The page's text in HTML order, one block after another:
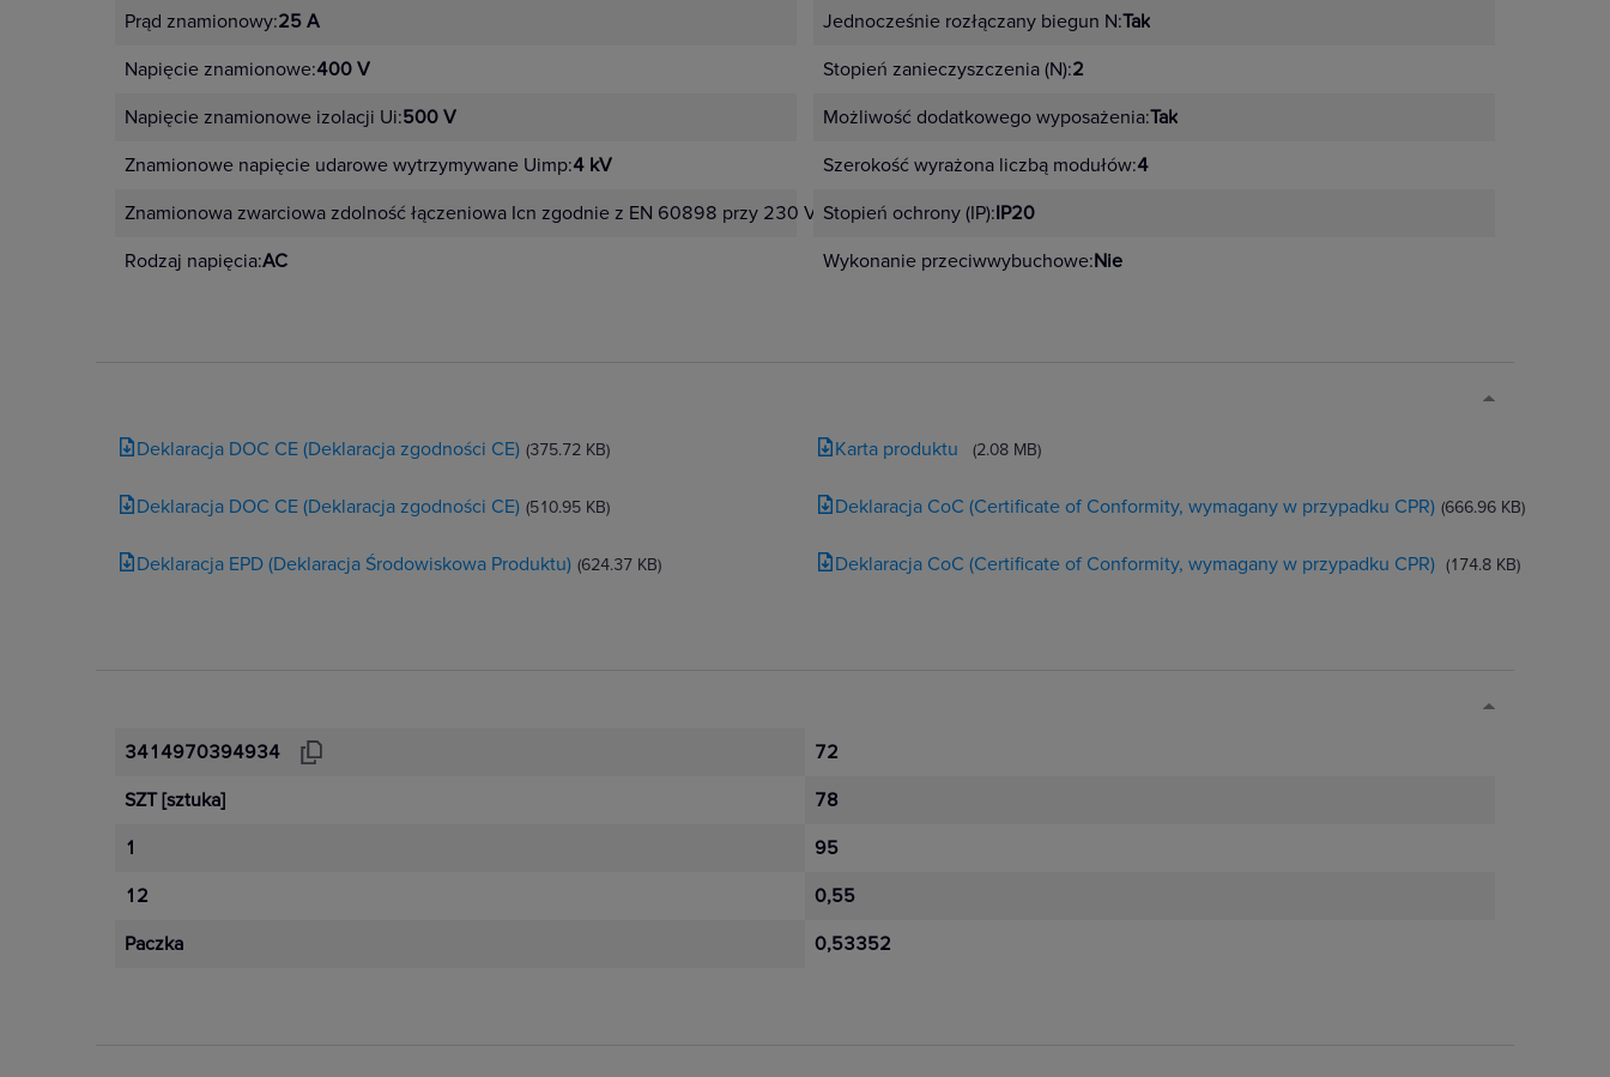
Prąd znamionowy:25 A
Napięcie znamionowe:400 V
Napięcie znamionowe izolacji Ui:500 V
Znamionowe napięcie udarowe wytrzymywane Uimp:4 kV
Znamionowa zwarciowa zdolność łączeniowa Icn zgodnie z EN 60898 przy 230 V:16 kA
Rodzaj napięcia:AC
Jednocześnie rozłączany biegun N:Tak
Stopień zanieczyszczenia (N):2
Możliwość dodatkowego wyposażenia:Tak
Szerokość wyrażona liczbą modułów:4
Stopień ochrony (IP):IP20
Wykonanie przeciwwybuchowe:Nie
Deklaracja DOC CE (Deklaracja zgodności CE) (375.72 KB)
Deklaracja DOC CE (Deklaracja zgodności CE) (510.95 KB)
Deklaracja EPD (Deklaracja Środowiskowa Produktu) (624.37 KB)
Karta produktu (2.08 MB)
Deklaracja CoC (Certificate of Conformity, wymagany w przypadku CPR) (666.96 KB)
Deklaracja CoC (Certificate of Conformity, wymagany w przypadku CPR) (174.8 KB)
3414970394934
SZT [sztuka]
1
12
Paczka
72
78
95
0,55
0,53352